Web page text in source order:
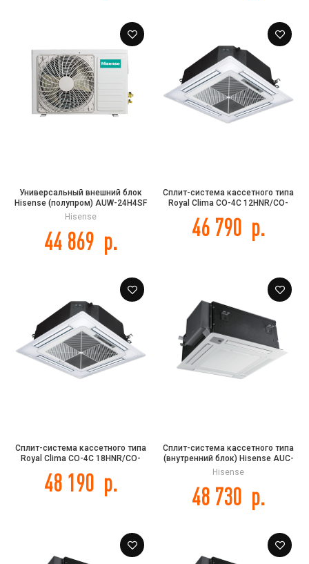
Универсальный внешний блок
Hisense (полупром) AUW-24H4SF
Hisense
44 869 р.
Сплит-система кассетного типа
Royal Clima CO-4С 12HNR/CO-
46 790 р.
Сплит-система кассетного типа
Royal Clima CO-4С 18HNR/CO-
48 190 р.
Сплит-система кассетного типа
(внутренний блок) Hisense AUC-
48HR4SHA
Hisense
48 730 р.